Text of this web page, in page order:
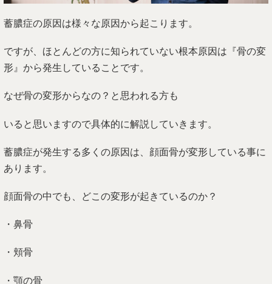
蓄膿症の原因は様々な原因から起こります。
ですが、ほとんどの方に知られていない根本原因は『骨の変
形』から発生していることです。
なぜ骨の変形からなの？と思われる方も
いると思いますので具体的に解説していきます。
蓄膿症が発生する多くの原因は、顔面骨が変形している事に
あります。
顔面骨の中でも、どこの変形が起きているのか？
・鼻骨
・頬骨
・顎の骨